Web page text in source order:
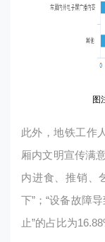
图
此外，地铁工作
厢内文明宣传满
内进食、推销、
下”；“设备故障
止”的占比为